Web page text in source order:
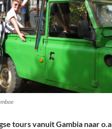
tours vanuit Gambia naar o.a